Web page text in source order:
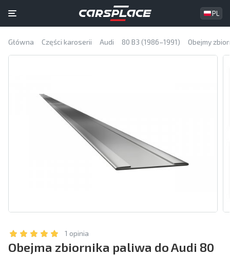
PL
Główna Części karoserii Audi 80 B3 (1986–1991) Obejmy
1 opinia
Obejma zbiornika paliwa do Audi 80